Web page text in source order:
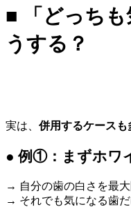
■ 「どっち
うする？
実は、 併用するケースも
● 例①：まずホワ
→ 自分の歯の白さを最
→ それでも気になる歯